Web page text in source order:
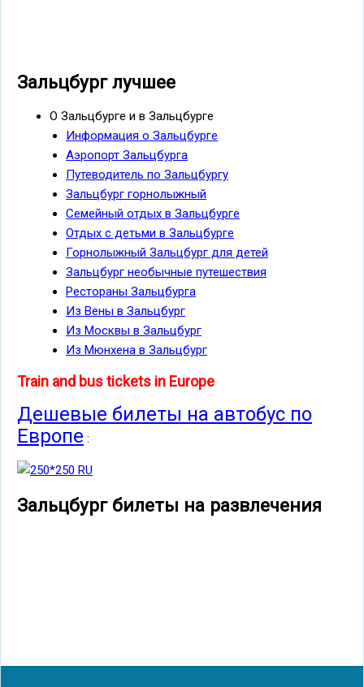
Зальцбург лучшее
О Зальцбурге и в Зальцбурге
Информация о Зальцбурге
Аэропорт Зальцбурга
Путеводитель по Зальцбургу
Зальцбург горнолыжный
Семейный отдых в Зальцбурге
Отдых с детьми в Зальцбурге
Горнолыжный Зальцбург для детей
Зальцбург необычные путешествия
Рестораны Зальцбурга
Из Вены в Зальцбург
Из Москвы в Зальцбург
Из Мюнхена в Зальцбург
Train and bus tickets in Europe
Дешевые билеты на автобус по
Европе :
Зальцбург билеты на развлечения